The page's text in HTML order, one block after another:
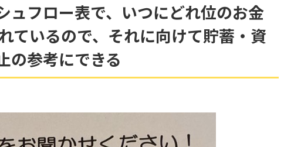
ュフロー表で、いつにどれ位のお金
ているので、それに向けて貯蓄・資
の参考にできる